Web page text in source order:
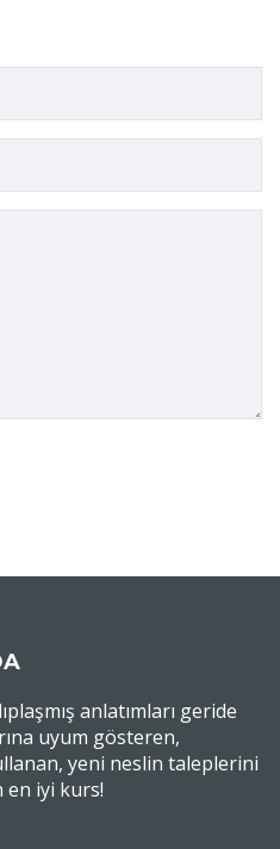
anlatımları geride
uyum gösteren,
yeni neslin taleplerini
en iyi kurs!